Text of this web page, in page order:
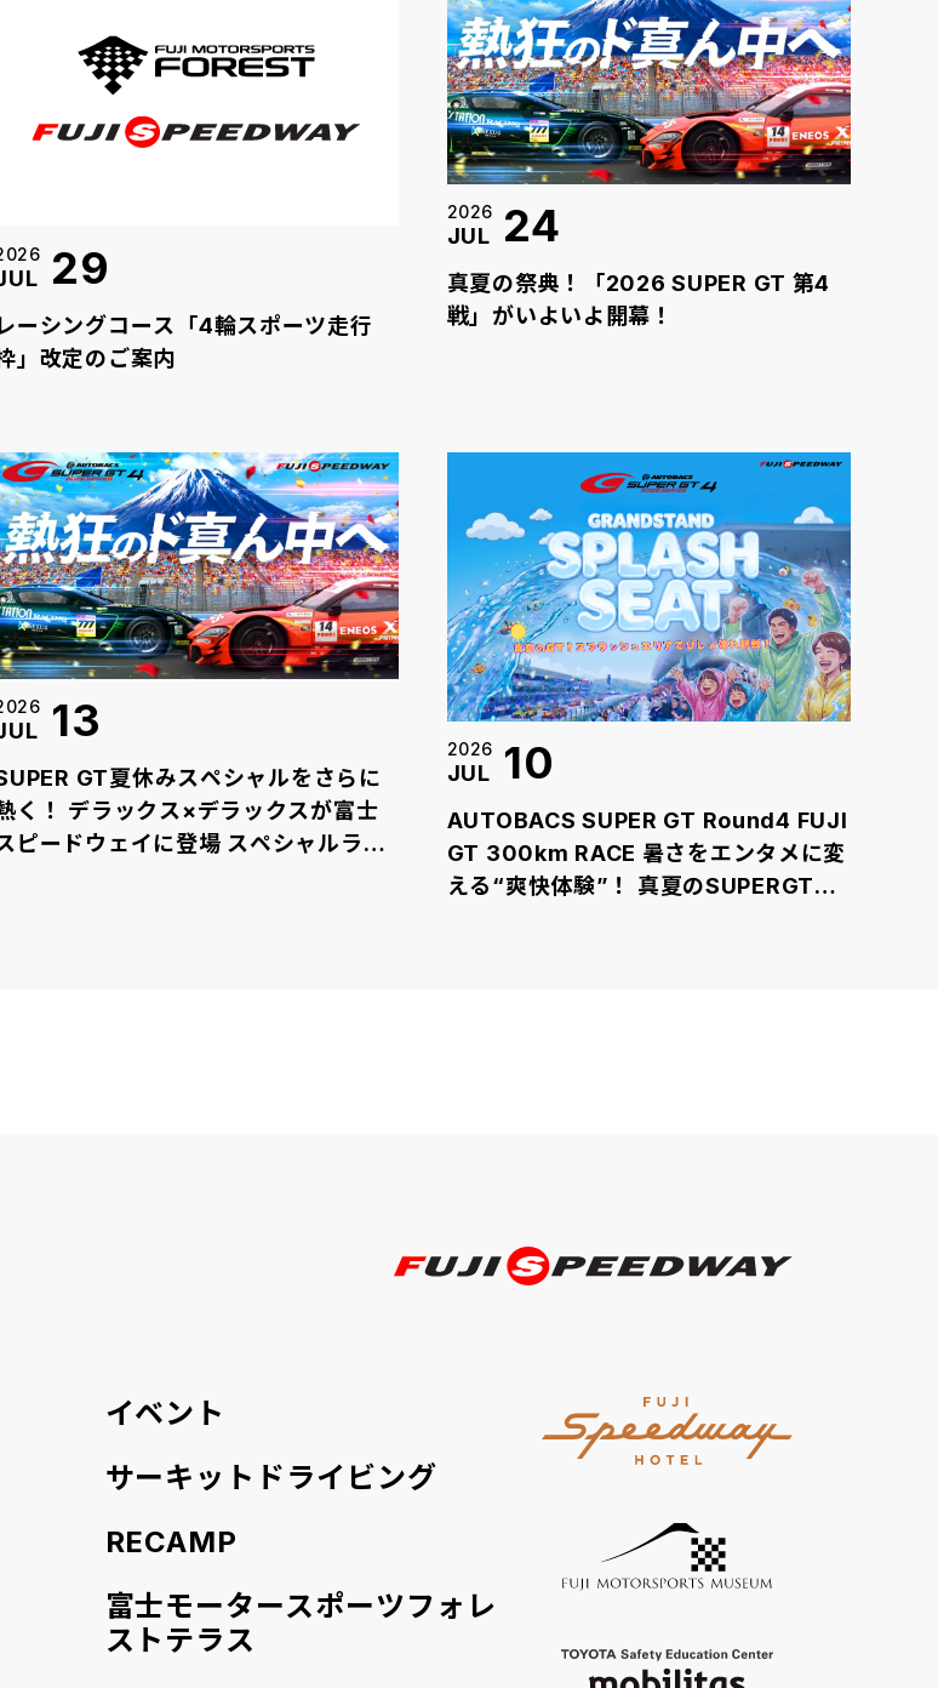
レーシングコース「4輪スポーツ走行
」改定のご案内
29
真夏の祭典！「2026 SUPER GT 第4
戦」がいよいよ開幕！
2026
JUL 24
GT夏休みスペシャルをさらに
く！ デラックス×デラックスが富士
ピードウェイに登場 スペシャルライ
13
AUTOBACS SUPER GT Round4 FUJI
GT 300km RACE 暑さをエンタメに変
える“爽快体験”！ 真夏のSUPERGTに
2026
JUL 10
FOREST
FUJI SPEEDWAY
イベント
サーキットドライビング
RECAMP
富士モータースポーツフォレ
ストテラス